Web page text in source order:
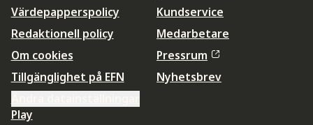
Värdepapperspolicy
Redaktionell policy
Om cookies
Tillgänglighet på EFN
Kundservice
Medarbetare
Pressrum
Nyhetsbrev
Play